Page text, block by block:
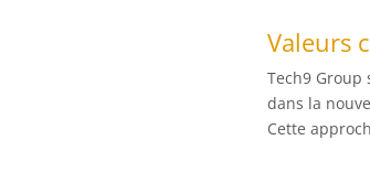
Valeurs
Tech9 Group
dans la
Cette